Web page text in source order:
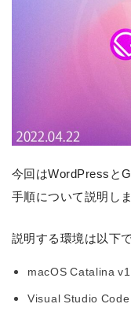
今回はWordPressと
手順について説明しま
説明する環境は以下で
macOS Catalina
Visual Studio